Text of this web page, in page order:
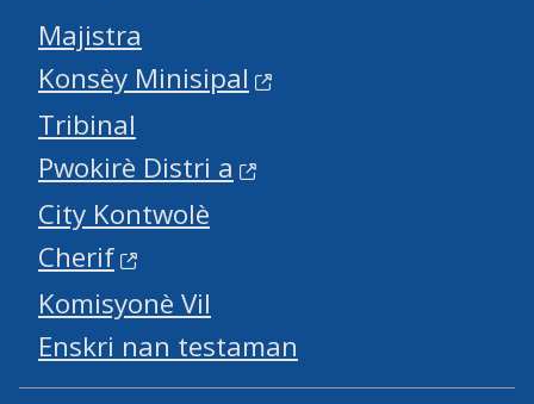
Majistra
Konsèy Minisipal
Tribinal
Pwokirè Distri a
City Kontwolè
Cherif
Komisyonè Vil
Enskri nan testaman